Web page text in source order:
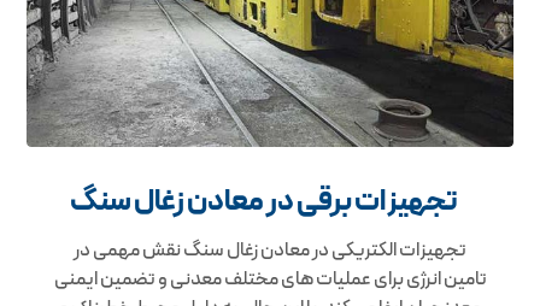
تجهیزات برقی در معادن زغال سنگ
تجهیزات الکتریکی در معادن زغال سنگ نقش مهمی در
تامین انرژی برای عملیات های مختلف معدنی و تضمین ایمنی